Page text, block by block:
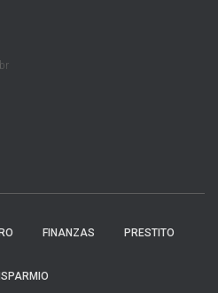
FINANZAS PRESTITO